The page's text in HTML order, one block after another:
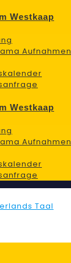
Westkaap
Aufnahmen
Westkaap
Aufnahmen